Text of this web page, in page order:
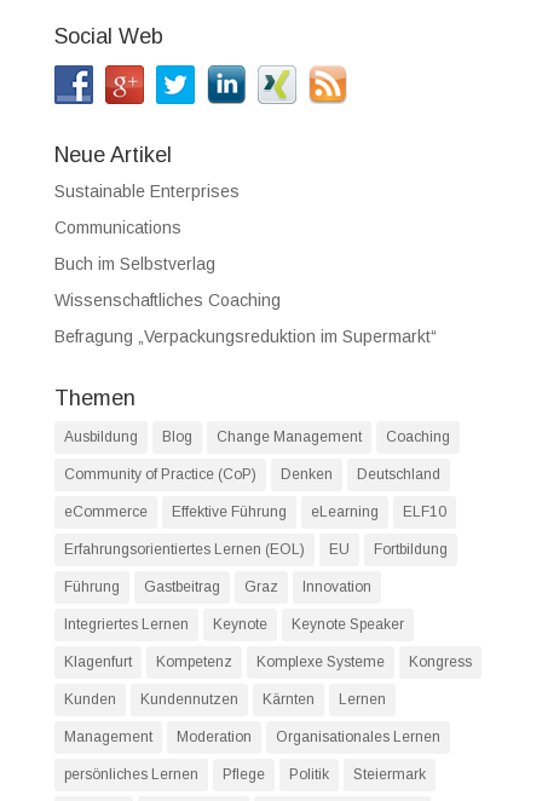
Social Web
Neue Artikel
Sustainable Enterprises
Communications
Buch im Selbstverlag
Wissenschaftliches Coaching
Befragung „Verpackungsreduktion im Supermarkt“
Themen
Ausbildung Blog Change Management Coaching
Community of Practice (CoP) Denken Deutschland
eCommerce Effektive Führung eLearning ELF10
Erfahrungsorientiertes Lernen (EOL) EU Fortbildung
Führung Gastbeitrag Graz Innovation
Integriertes Lernen Keynote Keynote Speaker
Klagenfurt Kompetenz Komplexe Systeme Kongress
Kunden Kundennutzen Kärnten Lernen
Management Moderation Organisationales Lernen
persönliches Lernen Pflege Politik Steiermark